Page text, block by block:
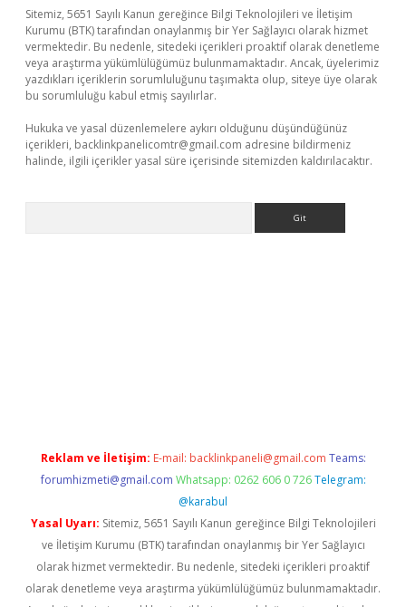
Sitemiz, 5651 Sayılı Kanun gereğince Bilgi Teknolojileri ve İletişim
Kurumu (BTK) tarafından onaylanmış bir Yer Sağlayıcı olarak hizmet
vermektedir. Bu nedenle, sitedeki içerikleri proaktif olarak denetleme
veya araştırma yükümlülüğümüz bulunmamaktadır. Ancak, üyelerimiz
yazdıkları içeriklerin sorumluluğunu taşımakta olup, siteye üye olarak
bu sorumluluğu kabul etmiş sayılırlar.
Hukuka ve yasal düzenlemelere aykırı olduğunu düşündüğünüz
içerikleri, backlinkpanelicomtr@gmail.com adresine bildirmeniz
halinde, ilgili içerikler yasal süre içerisinde sitemizden kaldırılacaktır.
Reklam ve İletişim: E-mail: backlinkpaneli@gmail.com Teams:
forumhizmeti@gmail.com Whatsapp: 0262 606 0 726 Telegram:
@karabul
Yasal Uyarı: Sitemiz, 5651 Sayılı Kanun gereğince Bilgi Teknolojileri
ve İletişim Kurumu (BTK) tarafından onaylanmış bir Yer Sağlayıcı
olarak hizmet vermektedir. Bu nedenle, sitedeki içerikleri proaktif
olarak denetleme veya araştırma yükümlülüğümüz bulunmamaktadır.